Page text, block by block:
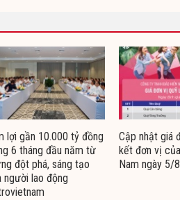
lợi gần 10.000 tỷ đồng
6 tháng đầu năm từ
đột phá, sáng tạo
người lao động
Cập nhật giá
kết đơn vị
Nam ngày 5/